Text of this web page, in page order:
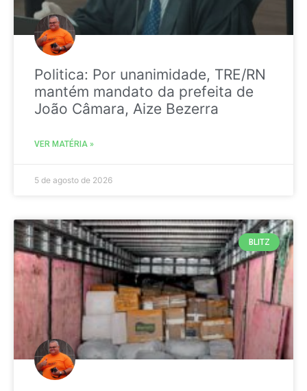
Politica: Por unanimidade, TRE/RN
mantém mandato da prefeita de
João Câmara, Aize Bezerra
VER MATÉRIA »
5 de agosto de 2026
BLITZ